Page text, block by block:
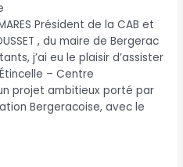
Président de la CAB et
, du maire de Bergerac
j’ai eu le plaisir d’assister
– Centre
projet ambitieux porté par
Bergeracoise, avec le